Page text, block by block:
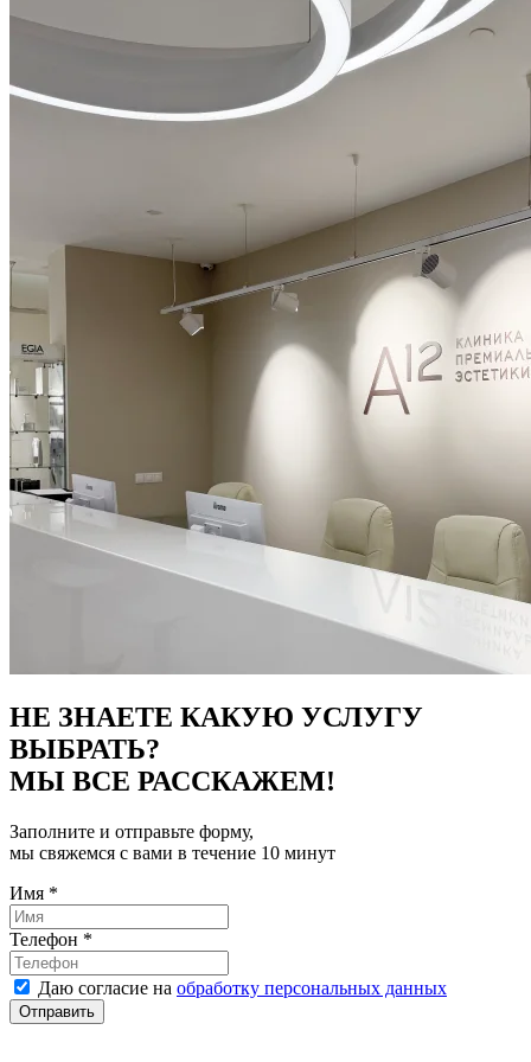
НЕ ЗНАЕТЕ КАКУЮ УСЛУГУ
ВЫБРАТЬ?
МЫ ВСЕ РАССКАЖЕМ!
Заполните и отправьте форму,
мы свяжемся с вами в течение 10 минут
Имя *
Телефон *
Даю согласие на обработку персональных данных
Отправить